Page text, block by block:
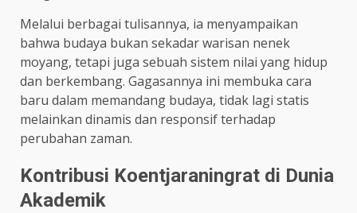
Melalui berbagai tulisannya, ia menyampaikan
bahwa budaya bukan sekadar warisan nenek
moyang, tetapi juga sebuah sistem nilai yang hidup
dan berkembang. Gagasannya ini membuka cara
baru dalam memandang budaya, tidak lagi statis
melainkan dinamis dan responsif terhadap
perubahan zaman.
Kontribusi Koentjaraningrat di Dunia
Akademik